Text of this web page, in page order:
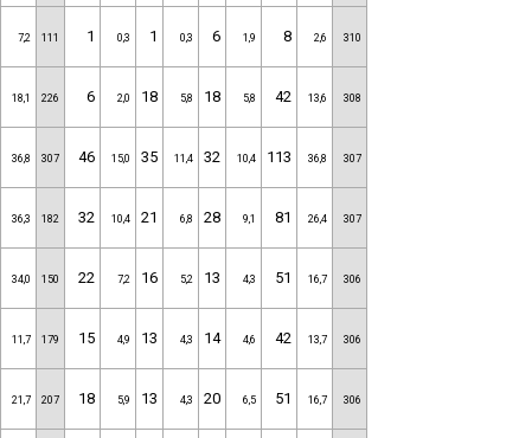
7,2 111 1 0,3 1 0,3 6 1,9 8 2,6 310
18,1 226 6 2,0 18 5,8 18 5,8 42 13,6 308
36,8 307 46 15,0 35 11,4 32 10,4 113 36,8 307
36,3 182 32 10,4 21 6,8 28 9,1 81 26,4 307
34,0 150 22 7,2 16 5,2 13 4,3 51 16,7 306
11,7 179 15 4,9 13 4,3 14 4,6 42 13,7 306
21,7 207 18 5,9 13 4,3 20 6,5 51 16,7 306